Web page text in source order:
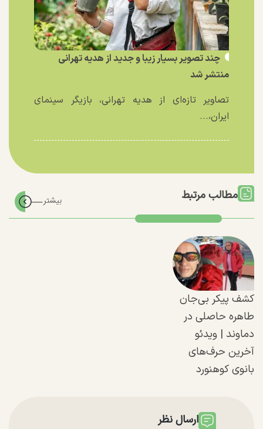
چند تصویر بسیار زیبا و جدید از هدیه تهرانی
منتشر شد
تصاویر تازه‌ای از هدیه تهرانی، بازیگر سینمای
ایران،...
مطالب مرتبط
کشف پیکر بی‌جان
طاهره حاصلی در
دماوند | ویدئو
آخرین حرف‌های
بانوی کوهنورد
ارسال نظر